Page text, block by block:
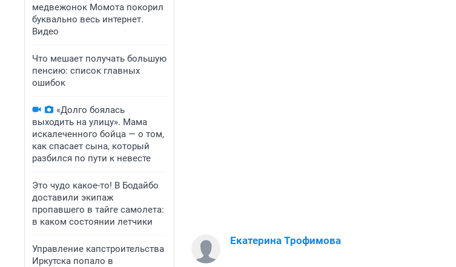
медвежонок Момота покорил
буквально весь интернет.
Видео
Что мешает получать большую
пенсию: список главных
ошибок
«Долго боялась
выходить на улицу». Мама
искалеченного бойца — о том,
как спасает сына, который
разбился по пути к невесте
Это чудо какое-то! В Бодайбо
доставили экипаж
пропавшего в тайге самолета:
в каком состоянии летчики
Управление капстроительства
Иркутска попало в
Екатерина Трофимова